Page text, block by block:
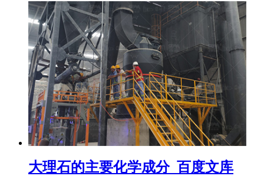
大理石的主要化学成分_百度文库